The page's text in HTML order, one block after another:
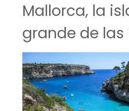
Mallorca, la
grande de las